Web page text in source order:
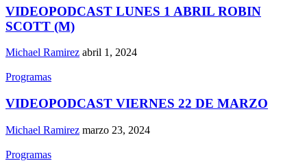
VIDEOPODCAST LUNES 1 ABRIL ROBIN
SCOTT (M)
Michael Ramirez abril 1, 2024
Programas
VIDEOPODCAST VIERNES 22 DE MARZO
Michael Ramirez marzo 23, 2024
Programas